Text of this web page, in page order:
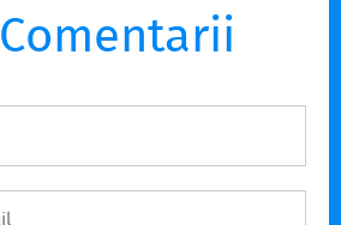
Comentarii